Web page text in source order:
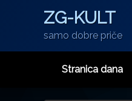
ZG-KULT
samo dobre priče
Stranica dana